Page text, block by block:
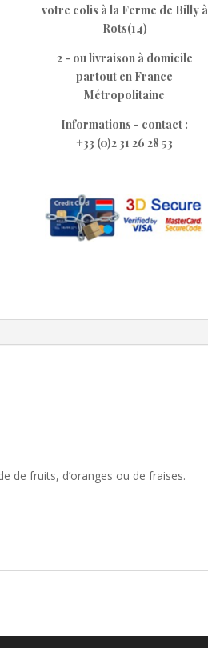
votre colis à la Ferme de Billy à
Rots(14)
2 - ou livraison à domicile
partout en France
Métropolitaine
Informations - contact :
+33 (0)2 31 26 28 53
de fruits, d’oranges ou de fraises.